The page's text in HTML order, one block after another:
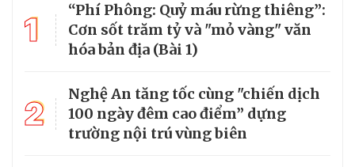
1
“Phí Phông: Quỷ máu rừng thiêng”:
Cơn sốt trăm tỷ và "mỏ vàng" văn
hóa bản địa (Bài 1)
2
Nghệ An tăng tốc cùng "chiến dịch
100 ngày đêm cao điểm” dựng
trường nội trú vùng biên